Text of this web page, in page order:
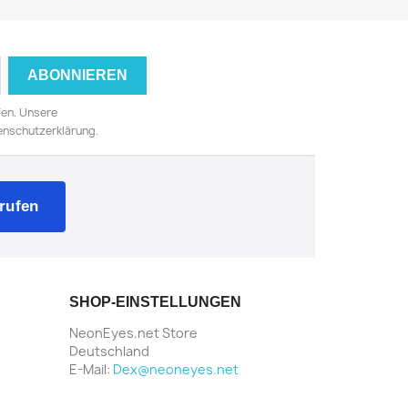
Unsere
SHOP-EINSTELLUNGEN
NeonEyes.net Store
Deutschland
E-Mail: Dex@neoneyes.net